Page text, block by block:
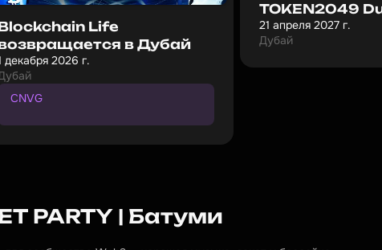
Life
в Дубай
декабря 2026 г.
CNVG
TOKEN2049
21 апреля 2027 г.
Дубай
PARTY | Батуми